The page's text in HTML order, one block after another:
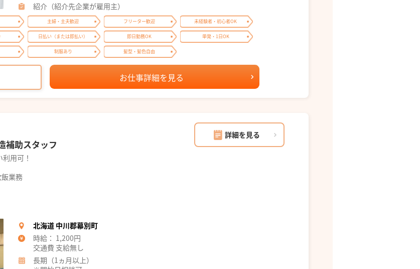
紹介（紹介先企業が雇用主）
主婦・主夫歓迎 フリーター歓迎 未経験者・初心者OK
日払い（または即払い） 即日勤務OK 単発・1日OK
制服あり 髪型・髪色自由
お仕事詳細を見る
詳細を見る
補助スタッフ
用可！
業務
北海道 中川郡幕別町
時給： 1,200円
交通費 支給無し
長期（1ヵ月以上）